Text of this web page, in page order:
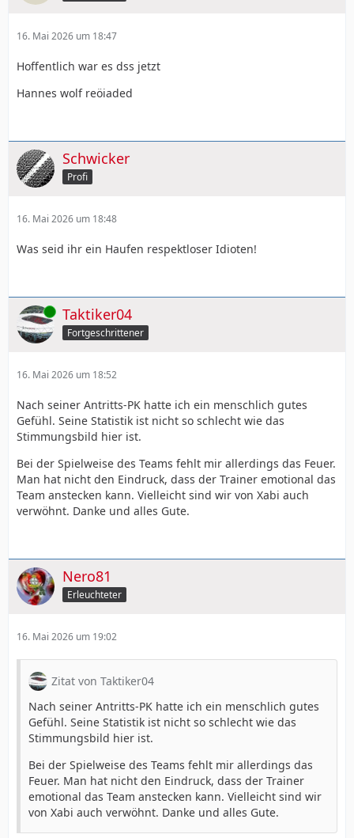
16. Mai 2026 um 18:47
Hoffentlich war es dss jetzt
Hannes wolf reöiaded
Schwicker
Profi
16. Mai 2026 um 18:48
Was seid ihr ein Haufen respektloser Idioten!
Online Taktiker04
Fortgeschrittener
16. Mai 2026 um 18:52
Nach seiner Antritts-PK hatte ich ein menschlich gutes
Gefühl. Seine Statistik ist nicht so schlecht wie das
Stimmungsbild hier ist.
Bei der Spielweise des Teams fehlt mir allerdings das Feuer.
Man hat nicht den Eindruck, dass der Trainer emotional das
Team anstecken kann. Vielleicht sind wir von Xabi auch
verwöhnt. Danke und alles Gute.
Nero81
Erleuchteter
16. Mai 2026 um 19:02
Zitat von Taktiker04
Nach seiner Antritts-PK hatte ich ein menschlich gutes
Gefühl. Seine Statistik ist nicht so schlecht wie das
Stimmungsbild hier ist.
Bei der Spielweise des Teams fehlt mir allerdings das
Feuer. Man hat nicht den Eindruck, dass der Trainer
emotional das Team anstecken kann. Vielleicht sind wir
von Xabi auch verwöhnt. Danke und alles Gute.